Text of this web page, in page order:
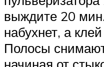
выждите 20
набухнет, а
Полосы